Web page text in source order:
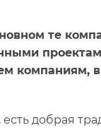
те
компаниям,
добрая